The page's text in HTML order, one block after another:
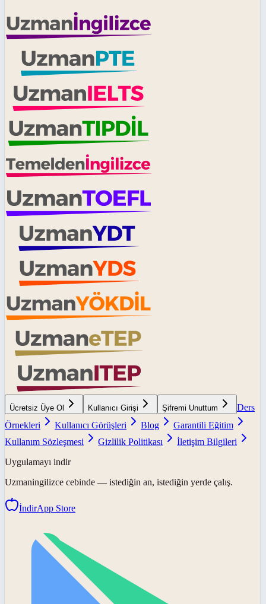
Ücretsiz Üye Ol Kullanıcı Girişi Şifremi Unuttum
Ders
Örnekleri
Kullanıcı Görüşleri Blog
Garantili Eğitim
Kullanım Sözleşmesi
Gizlilik Politikası
İletişim Bilgileri
Uygulamayı indir
Uzmaningilizce cebinde — istediğin an, istediğin yerde çalış.
İndirApp Store